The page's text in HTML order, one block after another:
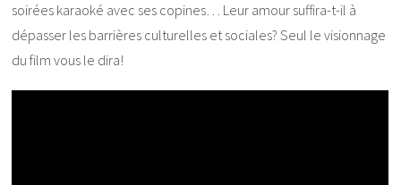
soirées karaoké avec ses copines… Leur amour suffira-t-il à
dépasser les barrières culturelles et sociales? Seul le visionnage
du film vous le dira!